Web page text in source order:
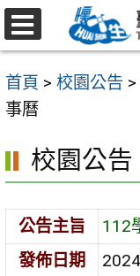
跳
至
要
內
區
首頁 > 校園公告 >
事曆
校園公告
公告主旨
112
發佈日期
選
單